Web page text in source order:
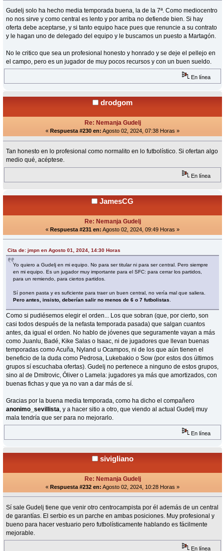
Gudelj solo ha hecho media temporada buena, la de la 7ª. Como mediocentro
no nos sirve y como central es lento y por arriba no defiende bien. Si hay
oferta debe aceptarse, y si tanto equipo hace pues que renuncie a su contrato
y le hagan uno de delegado del equipo y le buscamos un puesto a Martagón.
No le critico que sea un profesional honesto y honrado y se deje el pellejo en
el campo, pero es un jugador de muy pocos recursos y con un buen sueldo.
En línea
drodgom
Re: Nemanja Gudelj
« Respuesta #230 en: Agosto 02, 2024, 07:38 Horas »
Tan honesto en lo profesional como normalito en lo futbolístico. Si ofertan algo
medio qué, acéptese.
En línea
JamesCG
Re: Nemanja Gudelj
« Respuesta #231 en: Agosto 02, 2024, 09:49 Horas »
Cita de: jmpn en Agosto 01, 2024, 14:30 Horas
Yo quiero a Gudelj en mi equipo. No para ser titular ni para ser central. Pero siempre
en mi equipo. Es un jugador muy importante para el SFC: para cerrar los partidos,
para un remiendo, para ciertos partidos.
Sí ponen pasta y es suficiente para traer un buen central, no vería mal que saliera.
Pero antes, insisto, deberían salir no menos de 6 o 7 futbolistas
Como si pudiésemos elegir el orden... Los que sobran (que, por cierto, son
casi todos después de la nefasta temporada pasada) que salgan cuantos
antes, da igual el orden. No hablo de jóvenes que seguramente vayan a más
como Juanlu, Badé, Kike Salas o Isaac, ni de jugadores que llevan buenas
temporadas como Acuña, Nyland u Ocampos, ni de los que aún tienen el
beneficio de la duda como Pedrosa, Lukebakio o Sow (por estos dos últimos
grupos sí escuchaba ofertas). Gudelj no pertenece a ninguno de estos grupos,
sino al de Dmitrovic, Óliver o Lamela: jugadores ya más que amortizados, con
buenas fichas y que ya no van a dar más de sí.
Gracias por la buena media temporada, como ha dicho el compañero
anonimo_sevillista , y a hacer sitio a otro, que viendo al actual Gudelj muy
mala tendría que ser para no mejorarlo.
En línea
sivigliano
Re: Nemanja Gudelj
« Respuesta #232 en: Agosto 02, 2024, 10:28 Horas »
Sí sale Gudelj tiene que venir otro centrocampista por él además de un central
de garantías. El serbio es un parche en ambas posiciones. Muy profesional y
bueno para hacer vestuario pero futbolísticamente hablando es fácilmente
mejorable.
En línea